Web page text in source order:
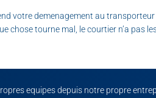
votre demenagement au
tourne mal, le courtier n’a pas
equipes depuis notre propre